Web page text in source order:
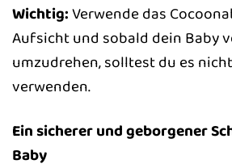
Wichtig:Verwende das
Aufsicht und sobald dein Baby
umzudrehen, solltest du es
verwenden.
Ein sicherer und geborgener
Baby